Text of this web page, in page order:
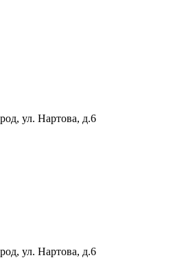
ул. Нартова, д.6
ул. Нартова, д.6